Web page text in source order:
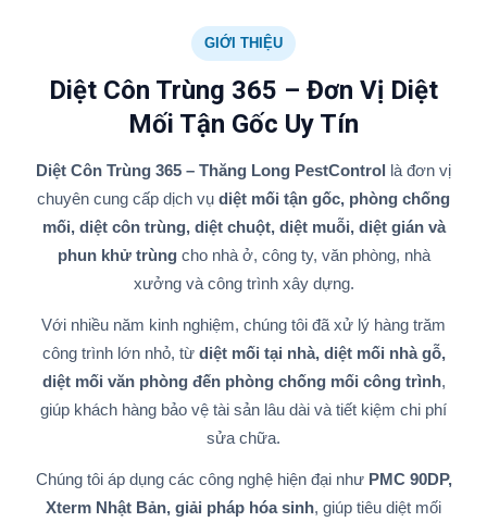
GIỚI THIỆU
Diệt Côn Trùng 365 – Đơn Vị Diệt
Mối Tận Gốc Uy Tín
Diệt Côn Trùng 365 – Thăng Long PestControl là đơn vị
chuyên cung cấp dịch vụ diệt mối tận gốc, phòng chống
mối, diệt côn trùng, diệt chuột, diệt muỗi, diệt gián và
phun khử trùngcho nhà ở, công ty, văn phòng, nhà
xưởng và công trình xây dựng.
Với nhiều năm kinh nghiệm, chúng tôi đã xử lý hàng trăm
công trình lớn nhỏ, từ diệt mối tại nhà, diệt mối nhà gỗ,
diệt mối văn phòng đến phòng chống mối công trình,
giúp khách hàng bảo vệ tài sản lâu dài và tiết kiệm chi phí
sửa chữa.
Chúng tôi áp dụng các công nghệ hiện đại như PMC 90DP,
Xterm Nhật Bản, giải pháp hóa sinh, giúp tiêu diệt mối